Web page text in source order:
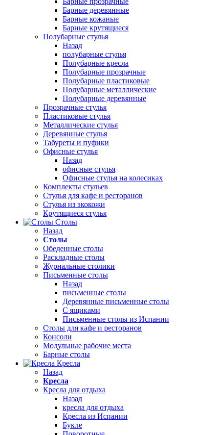
Барные деревянные
Барные кожаные
Барные крутящиеся
Полубарные стулья
Назад
полубарные стулья
Полубарные кресла
Полубарные прозрачные
Полубарные пластиковые
Полубарные металлические
Полубарные деревянные
Прозрачные стулья
Пластиковые стулья
Металлические стулья
Деревянные стулья
Табуреты и пуфики
Офисные стулья
Назад
офисные стулья
Офисные стулья на колесиках
Комплекты стульев
Стулья для кафе и ресторанов
Стулья из экокожи
Крутящиеся стулья
Столы
Назад
Столы
Обеденные столы
Раскладные столы
Журнальные столики
Письменные столы
Назад
письменные столы
Деревянные письменные столы
С ящиками
Письменные столы из Испании
Столы для кафе и ресторанов
Консоли
Модульные рабочие места
Барные столы
Кресла
Назад
Кресла
Кресла для отдыха
Назад
кресла для отдыха
Кресла из Испании
Букле